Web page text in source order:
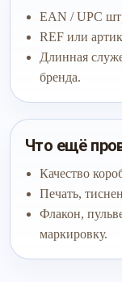
EAN / UPC
REF или
Длинная
бренда.
Что ещё
Качество
Печать,
Флакон,
маркировку.